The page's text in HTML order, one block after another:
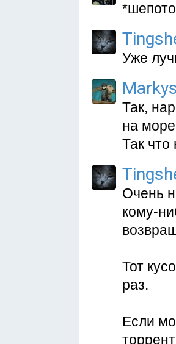
Уже
Так,
на море
Так что
Очень
кому-
Тот
раз.
Если